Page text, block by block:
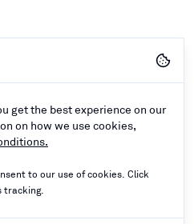
get the best experience on our
on how we use cookies,
to our use of cookies. Click
tracking.